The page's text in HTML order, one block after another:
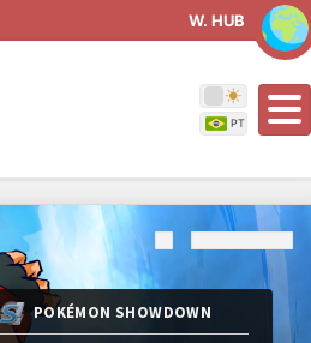
W. HUB
POKÉMON SHOWDOWN